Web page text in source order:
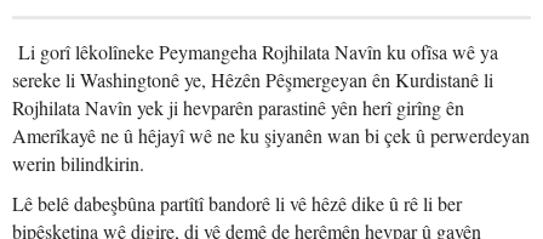
Li gorî lêkolîneke Peymangeha Rojhilata Navîn ku ofîsa wê ya
sereke li Washingtonê ye, Hêzên Pêşmergeyan ên Kurdistanê li
Rojhilata Navîn yek ji hevparên parastinê yên herî girîng ên
Amerîkayê ne û hêjayî wê ne ku şiyanên wan bi çek û perwerdeyan
werin bilindkirin.
Lê belê dabeşbûna partîtî bandorê li vê hêzê dike û rê li ber
bipêşketina wê digire, di vê demê de herêmên hevpar û gavên